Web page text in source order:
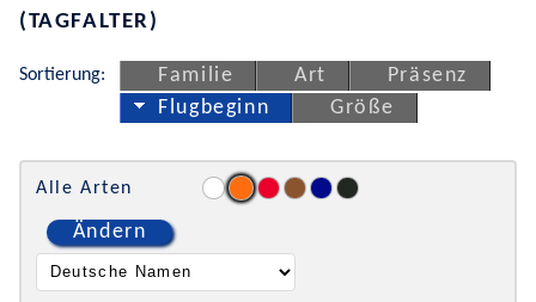
(TAGFALTER)
Sortierung: Familie Art
Präsenz
Flugbeginn
Größe
Alle Arten
Ändern